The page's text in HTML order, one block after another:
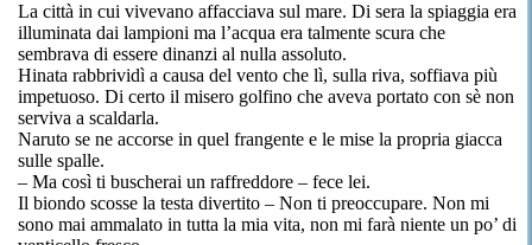
La città in cui vivevano affacciava sul mare. Di sera la spiaggia era
illuminata dai lampioni ma l’acqua era talmente scura che
sembrava di essere dinanzi al nulla assoluto.
Hinata rabbrividì a causa del vento che lì, sulla riva, soffiava più
impetuoso. Di certo il misero golfino che aveva portato con sè non
serviva a scaldarla.
Naruto se ne accorse in quel frangente e le mise la propria giacca
sulle spalle.
– Ma così ti buscherai un raffreddore – fece lei.
Il biondo scosse la testa divertito – Non ti preoccupare. Non mi
sono mai ammalato in tutta la mia vita, non mi farà niente un po’ di